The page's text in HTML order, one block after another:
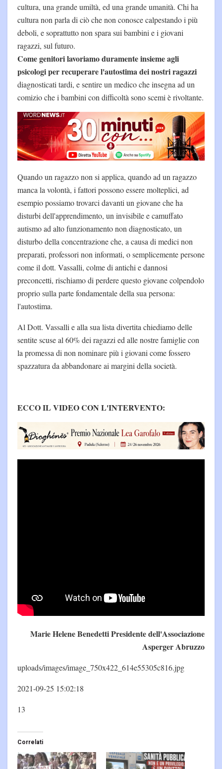
cultura, una grande umiltà, ed una grande umanità. Chi ha
cultura non parla di ciò che non conosce calpestando i più
deboli, e soprattutto non spara sui bambini e i giovani
ragazzi, sul futuro.
Come genitori lavoriamo duramente insieme agli
psicologi per recuperare l'autostima dei nostri ragazzi
diagnosticati tardi, e sentire un medico che insegna ad un
comizio che i bambini con difficoltà sono scemi è rivoltante.
Quando un ragazzo non si applica, quando ad un ragazzo
manca la volontà, i fattori possono essere molteplici, ad
esempio possiamo trovarci davanti un giovane che ha
disturbi dell'apprendimento, un invisibile e camuffato
autismo ad alto funzionamento non diagnosticato, un
disturbo della concentrazione che, a causa di medici non
preparati, professori non informati, o semplicemente persone
come il dott. Vassalli, colme di antichi e dannosi
preconcetti, rischiamo di perdere questo giovane colpendolo
proprio sulla parte fondamentale della sua persona:
l'autostima.
Al Dott. Vassalli e alla sua lista divertita chiediamo delle
sentite scuse al 60% dei ragazzi ed alle nostre famiglie con
la promessa di non nominare più i giovani come fossero
spazzatura da abbandonare ai margini della società.
ECCO IL VIDEO CON L'INTERVENTO:
Marie Helene Benedetti Presidente dell'Associazione
Asperger Abruzzo
uploads/images/image_750x422_614e55305c816.jpg
2021-09-25 15:02:18
13
Correlati